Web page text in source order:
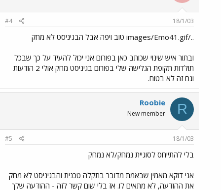
18/1/03
#4
../images/Emo41.gif טוב ויפה אבל הבגיניסט לא מחק
ובתור איש שינוי שכותב כאן בפורום אני יכול להעיד על כך שבכל
תולדות תקופת הגלישה שלי בפורום בגיניסט מחק אולי 2 הודעות
וגם זה לא בטוח.
R
Roobie
New member
18/1/03
#5
בלי להתייחס לסוגיית נמחק/לא נמחק
אני דוקא מאמין שבאמת מדובר בתקלה טכנית והבגיניסט לא מחק
את ההודעה, לא מתאים לו. אז בלי שום קשר לזה - ההודעה שלך